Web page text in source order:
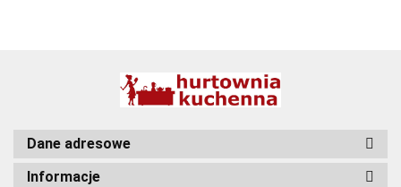
Dane adresowe
Informacje